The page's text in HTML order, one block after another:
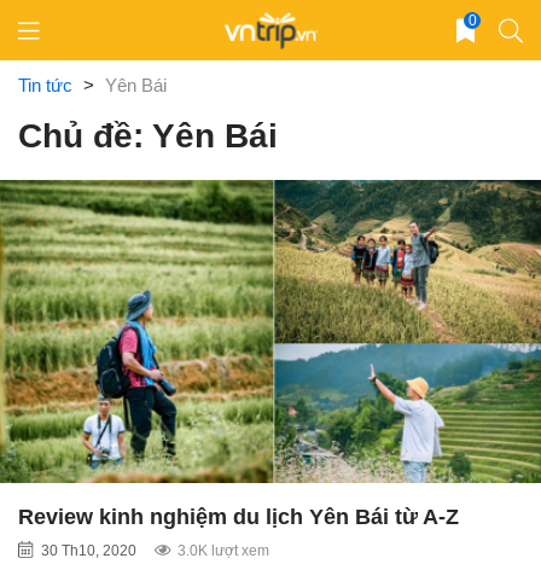
content
0
Tin tức > Yên Bái
Chủ đề: Yên Bái
Review kinh nghiệm du lịch Yên Bái từ A-Z
30 Th10, 2020 3.0K lượt xem